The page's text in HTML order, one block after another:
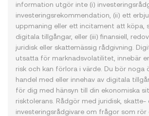
information utgör inte (i)
investeringsrekommendation, (ii) ett
uppmaning eller ett incitament att köpa,
digitala tillgångar, eller (iii) finansiell,
juridisk eller skattemässig rådgivning.
utsatta för marknadsvolatilitet, innebär
risk och kan förlora i värde. Du bör noga
handel med eller innehav av digitala
för dig med hänsyn till din ekonomiska
risktolerans. Rådgör med juridisk, skatte-
investeringsrådgivare om frågor som rör